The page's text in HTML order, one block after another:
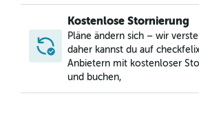
Kostenlose Stornierung
Pläne ändern sich – wir
daher kannst du auf
Anbietern mit kostenloser
und buchen,